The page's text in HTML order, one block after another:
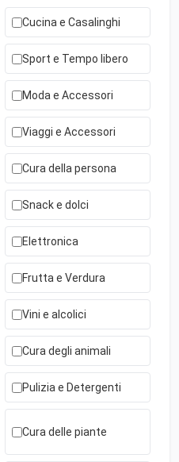
Cucina e Casalinghi
Sport e Tempo libero
Moda e Accessori
Viaggi e Accessori
Cura della persona
Snack e dolci
Elettronica
Frutta e Verdura
Vini e alcolici
Cura degli animali
Pulizia e Detergenti
Cura delle piante